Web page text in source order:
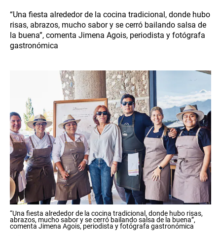
“Una fiesta alrededor de la cocina tradicional, donde hubo
risas, abrazos, mucho sabor y se cerró bailando salsa de
la buena”, comenta Jimena Agois, periodista y fotógrafa
gastronómica
“Una fiesta alrededor de la cocina tradicional, donde hubo risas,
abrazos, mucho sabor y se cerró bailando salsa de la buena”,
comenta Jimena Agois, periodista y fotógrafa gastronómica